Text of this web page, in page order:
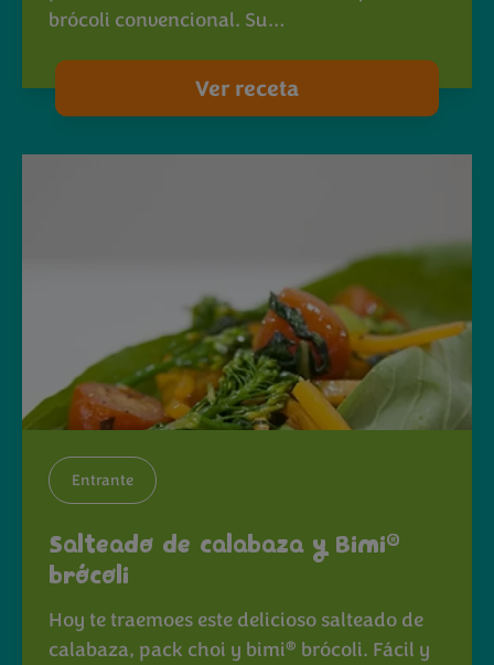
brócoli convencional. Su…
Ver receta
Entrante
Salteado de calabaza y Bimi®
brócoli
Hoy te traemoes este delicioso salteado de
calabaza, pack choi y bimi® brócoli. Fácil y